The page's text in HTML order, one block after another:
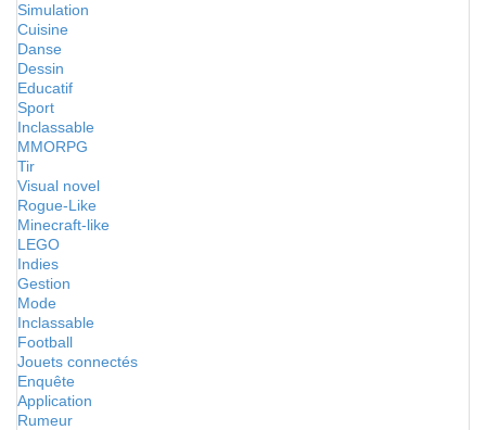
Simulation
Cuisine
Danse
Dessin
Educatif
Sport
Inclassable
MMORPG
Tir
Visual novel
Rogue-Like
Minecraft-like
LEGO
Indies
Gestion
Mode
Inclassable
Football
Jouets connectés
Enquête
Application
Rumeur